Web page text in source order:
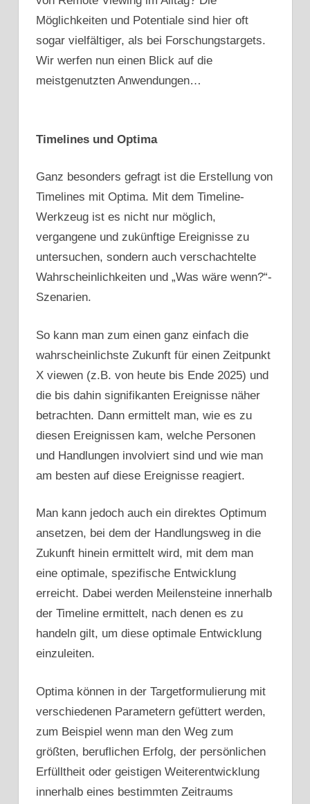
Möglichkeiten und Potentiale sind hier oft
sogar vielfältiger, als bei Forschungstargets.
Wir werfen nun einen Blick auf die
meistgenutzten Anwendungen…
Timelines und Optima
Ganz besonders gefragt ist die Erstellung von
Timelines mit Optima. Mit dem Timeline-
Werkzeug ist es nicht nur möglich,
vergangene und zukünftige Ereignisse zu
untersuchen, sondern auch verschachtelte
Wahrscheinlichkeiten und „Was wäre wenn?“-
Szenarien.
So kann man zum einen ganz einfach die
wahrscheinlichste Zukunft für einen Zeitpunkt
X viewen (z.B. von heute bis Ende 2025) und
die bis dahin signifikanten Ereignisse näher
betrachten. Dann ermittelt man, wie es zu
diesen Ereignissen kam, welche Personen
und Handlungen involviert sind und wie man
am besten auf diese Ereignisse reagiert.
Man kann jedoch auch ein direktes Optimum
ansetzen, bei dem der Handlungsweg in die
Zukunft hinein ermittelt wird, mit dem man
eine optimale, spezifische Entwicklung
erreicht. Dabei werden Meilensteine innerhalb
der Timeline ermittelt, nach denen es zu
handeln gilt, um diese optimale Entwicklung
einzuleiten.
Optima können in der Targetformulierung mit
verschiedenen Parametern gefüttert werden,
zum Beispiel wenn man den Weg zum
größten, beruflichen Erfolg, der persönlichen
Erfülltheit oder geistigen Weiterentwicklung
innerhalb eines bestimmten Zeitraums